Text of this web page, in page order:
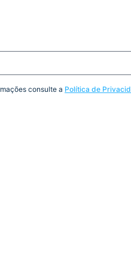
consulte a Política de